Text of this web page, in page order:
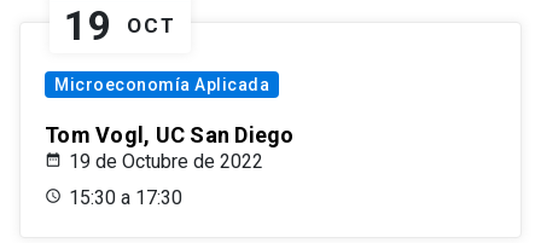
19 OCT
Microeconomía Aplicada
Tom Vogl, UC San Diego
19 de Octubre de 2022
15:30 a 17:30